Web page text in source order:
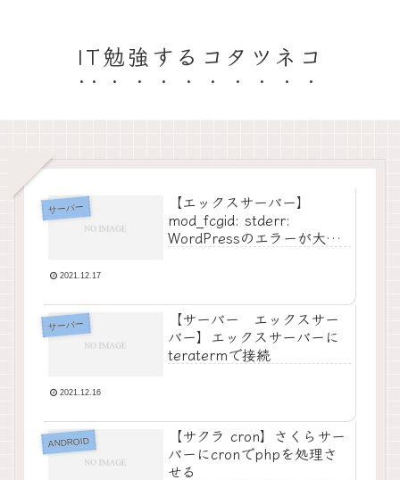
IT勉強するコタツネコ
サーバー
【エックスサーバー】
mod_fcgid: stderr:
WordPressのエラーが大量
2021.12.17
サーバー
【サーバー エックスサー
バー】エックスサーバーに
teratermで接続
2021.12.16
ANDROID
【サクラ cron】さくらサー
バーにcronでphpを処理さ
せる